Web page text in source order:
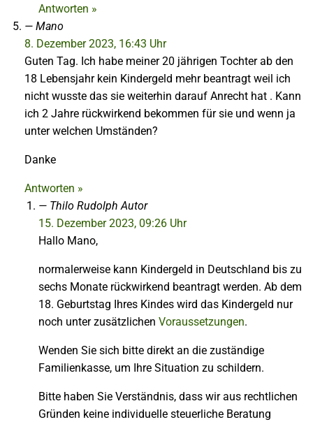
Antworten »
Mano
8. Dezember 2023, 16:43 Uhr
Guten Tag. Ich habe meiner 20 jährigen Tochter ab den
18 Lebensjahr kein Kindergeld mehr beantragt weil ich
nicht wusste das sie weiterhin darauf Anrecht hat . Kann
ich 2 Jahre rückwirkend bekommen für sie und wenn ja
unter welchen Umständen?
Danke
Antworten »
Thilo RudolphAutor
15. Dezember 2023, 09:26 Uhr
Hallo Mano,
normalerweise kann Kindergeld in Deutschland bis zu
sechs Monate rückwirkend beantragt werden. Ab dem
18. Geburtstag Ihres Kindes wird das Kindergeld nur
noch unter zusätzlichen Voraussetzungen.
Wenden Sie sich bitte direkt an die zuständige
Familienkasse, um Ihre Situation zu schildern.
Bitte haben Sie Verständnis, dass wir aus rechtlichen
Gründen keine individuelle steuerliche Beratung